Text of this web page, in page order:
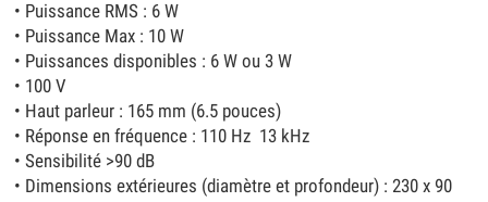
• Puissance RMS : 6 W
• Puissance Max : 10 W
• Puissances disponibles : 6 W ou 3 W
• 100 V
• Haut parleur : 165 mm (6.5 pouces)
• Réponse en fréquence : 110 Hz  13 kHz
• Sensibilité >90 dB
• Dimensions extérieures (diamètre et profondeur) : 230 x 90